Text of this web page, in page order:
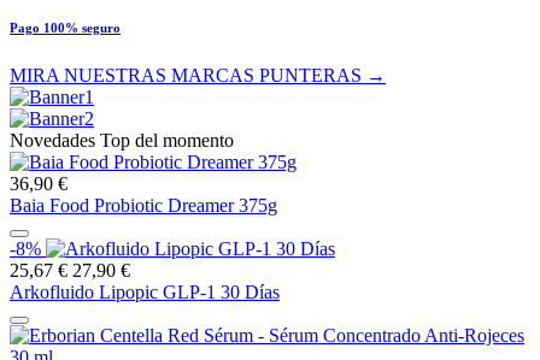
Pago 100% seguro
MIRA NUESTRAS MARCAS PUNTERAS →
Novedades Top del momento
36,90 €
Baia Food Probiotic Dreamer 375g
-8%
25,67 € 27,90 €
Arkofluido Lipopic GLP-1 30 Días